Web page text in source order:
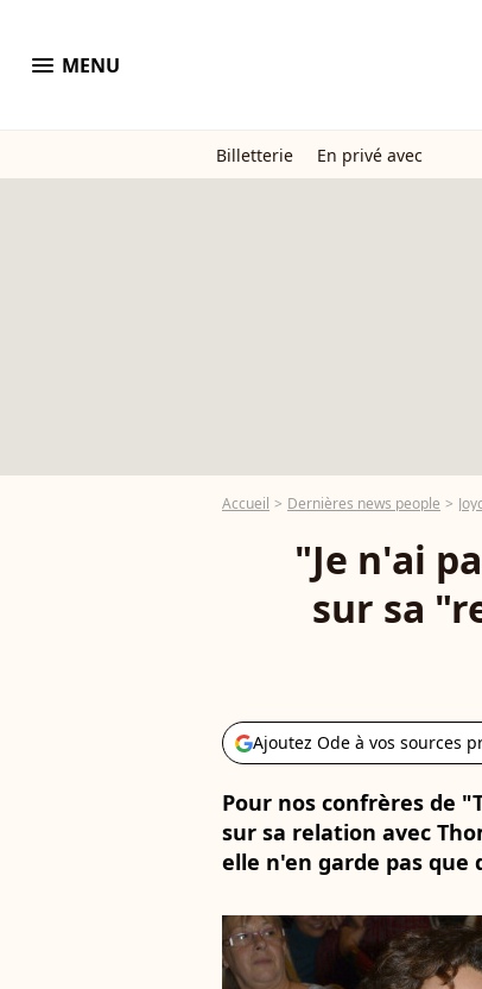
menu MENU
Billetterie En privé avec
Accueil Dernières news people
"Je n'ai
sur sa
Ajoutez Ode à vos sources
Pour nos confrères de
sur sa relation avec
elle n'en garde pas que